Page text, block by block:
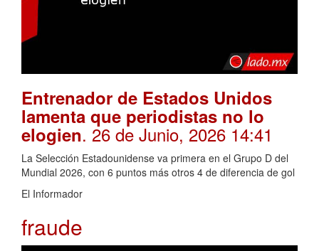
Entrenador de Estados Unidos
lamenta que periodistas no lo
elogien. 26 de Junio, 2026 14:41
La Selección Estadounidense va primera en el Grupo D del
Mundial 2026, con 6 puntos más otros 4 de diferencia de gol
El Informador
fraude